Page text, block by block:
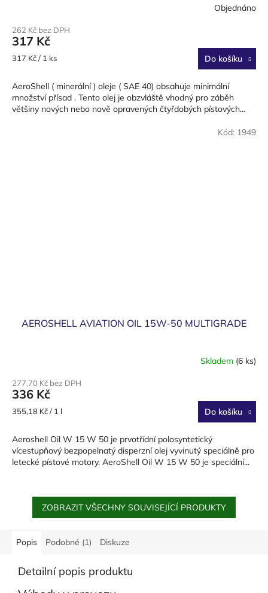
Objednáno
262 Kč bez DPH
317 Kč
Měrná
317 Kč / 1 ks Do košíku
AeroShell ( minerální ) oleje ( SAE 40) obsahuje minimální
množství přísad . Tento olej je obzvláště vhodný pro záběh
většiny nových nebo nově opravených čtyřdobých pístových...
AEROSHELL AVIATION OIL 15W-50 MULTIGRADE
Skladem (6 ks)
277,70 Kč bez DPH
336 Kč
Měrná
355,18 Kč / 1 l Do košíku
Aeroshell Oil W 15 W 50 je prvotřídní polosyntetický
vícestupňový bezpopelnatý disperzní olej vyvinutý speciálně pro
letecké pístové motory. AeroShell Oil W 15 W 50 je speciální...
Kód: 1949
ZOBRAZIT VŠECHNY SOUVISEJÍCÍ PRODUKTY
Popis Podobné (1) Diskuze
Detailní popis produktu